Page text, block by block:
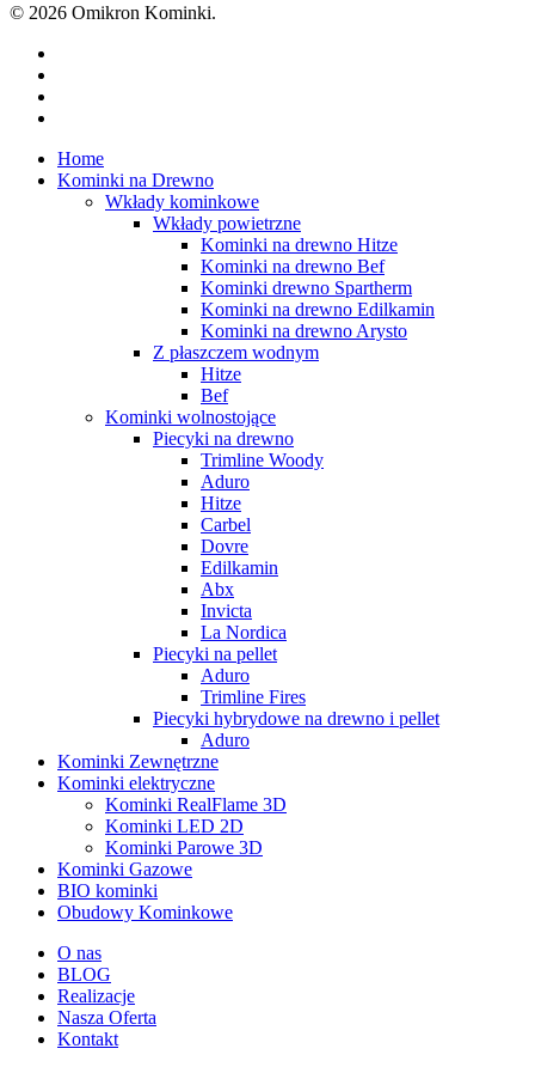
© 2026 Omikron Kominki.
Close
Menu
Home
Kominki na Drewno
Wkłady kominkowe
Wkłady powietrzne
Kominki na drewno Hitze
Kominki na drewno Bef
Kominki drewno Spartherm
Kominki na drewno Edilkamin
Kominki na drewno Arysto
Z płaszczem wodnym
Hitze
Bef
Kominki wolnostojące
Piecyki na drewno
Trimline Woody
Aduro
Hitze
Carbel
Dovre
Edilkamin
Abx
Invicta
La Nordica
Piecyki na pellet
Aduro
Trimline Fires
Piecyki hybrydowe na drewno i pellet
Aduro
Kominki Zewnętrzne
Kominki elektryczne
Kominki RealFlame 3D
Kominki LED 2D
Kominki Parowe 3D
Kominki Gazowe
BIO kominki
Obudowy Kominkowe
O nas
BLOG
Realizacje
Nasza Oferta
Kontakt